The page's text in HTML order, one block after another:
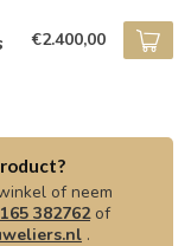
€2.400,00
of neem
382762of
.